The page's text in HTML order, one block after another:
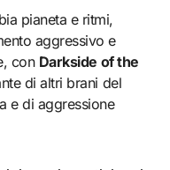
pianeta e ritmi,
aggressivo e
con Darkside of the
di altri brani del
e di aggressione